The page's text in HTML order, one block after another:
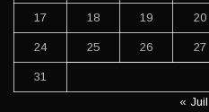
17 18 19 20
24 25 26 27
31
« Juil